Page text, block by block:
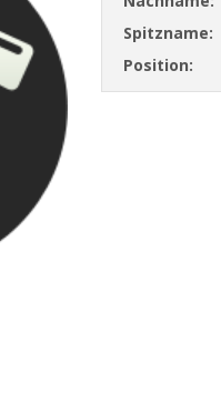
Spitzname:
Position: